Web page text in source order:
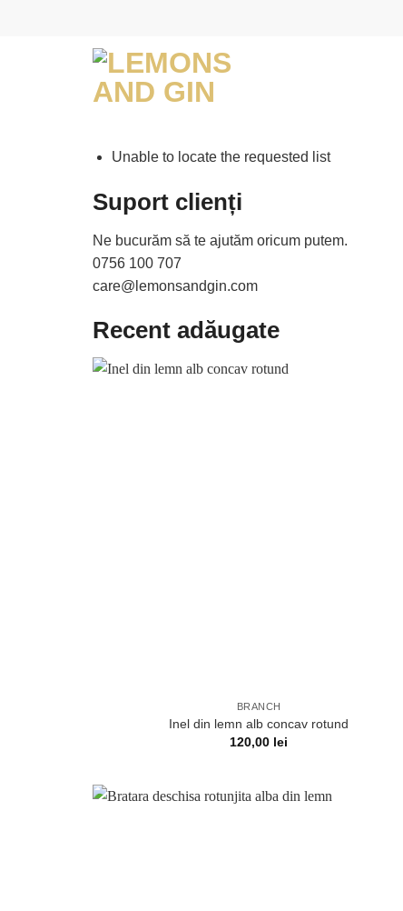
Unable to locate the requested list
Suport clienți
Ne bucurăm să te ajutăm oricum putem.
0756 100 707
care@lemonsandgin.com
Recent adăugate
BRANCH
Inel din lemn alb concav rotund
120,00 lei